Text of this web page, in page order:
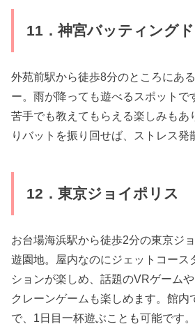
11．神宮バッティング
外苑前駅から徒歩8分のところにあ
ー。雨が降っても遊べるスポットで
苦手でも教えてもらえる楽しみもあ
りバットを振り回せば、ストレス発
12．東京ジョイポリス
お台場海浜駅から徒歩2分の東京ジ
遊園地。屋内なのにジェットコース
ションが楽しめ、話題のVRゲーム
クレーンゲームも楽しめます。館内
で、1日目一杯遊ぶことも可能です。